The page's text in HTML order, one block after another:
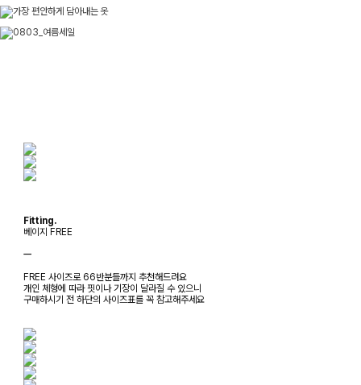
Fitting.
베이지 FREE
ㅡ
FREE 사이즈로 66반분들까지 추천해드려요
개인 체형에 따라 핏이나 기장이 달라질 수 있으니
구매하시기 전 하단의 사이즈표를 꼭 참고해주세요